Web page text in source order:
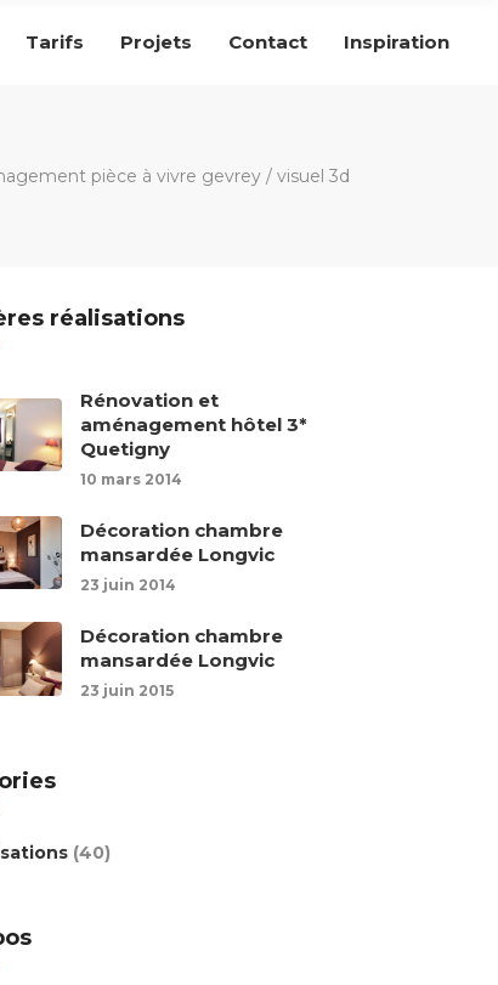
Tarifs Projets Contact Inspiration
pièce à vivre gevrey / visuel 3d
réalisations
Rénovation et
aménagement hôtel 3*
Quetigny
10 mars 2014
Décoration chambre
mansardée Longvic
23 juin 2014
Décoration chambre
mansardée Longvic
23 juin 2015
(40)